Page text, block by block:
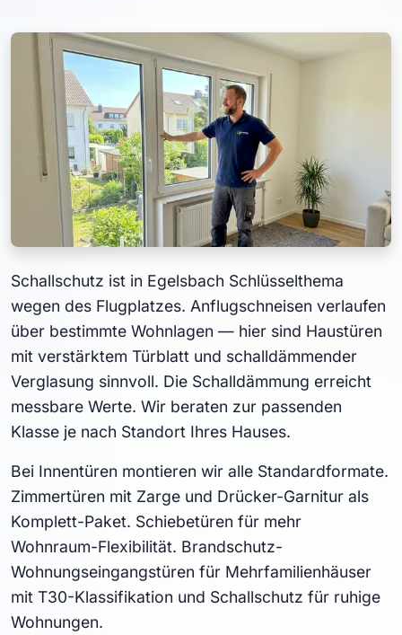
Schallschutz ist in Egelsbach Schlüsselthema
wegen des Flugplatzes. Anflugschneisen verlaufen
über bestimmte Wohnlagen — hier sind Haustüren
mit verstärktem Türblatt und schalldämmender
Verglasung sinnvoll. Die Schalldämmung erreicht
messbare Werte. Wir beraten zur passenden
Klasse je nach Standort Ihres Hauses.
Bei Innentüren montieren wir alle Standardformate.
Zimmertüren mit Zarge und Drücker-Garnitur als
Komplett-Paket. Schiebetüren für mehr
Wohnraum-Flexibilität. Brandschutz-
Wohnungseingangstüren für Mehrfamilienhäuser
mit T30-Klassifikation und Schallschutz für ruhige
Wohnungen.